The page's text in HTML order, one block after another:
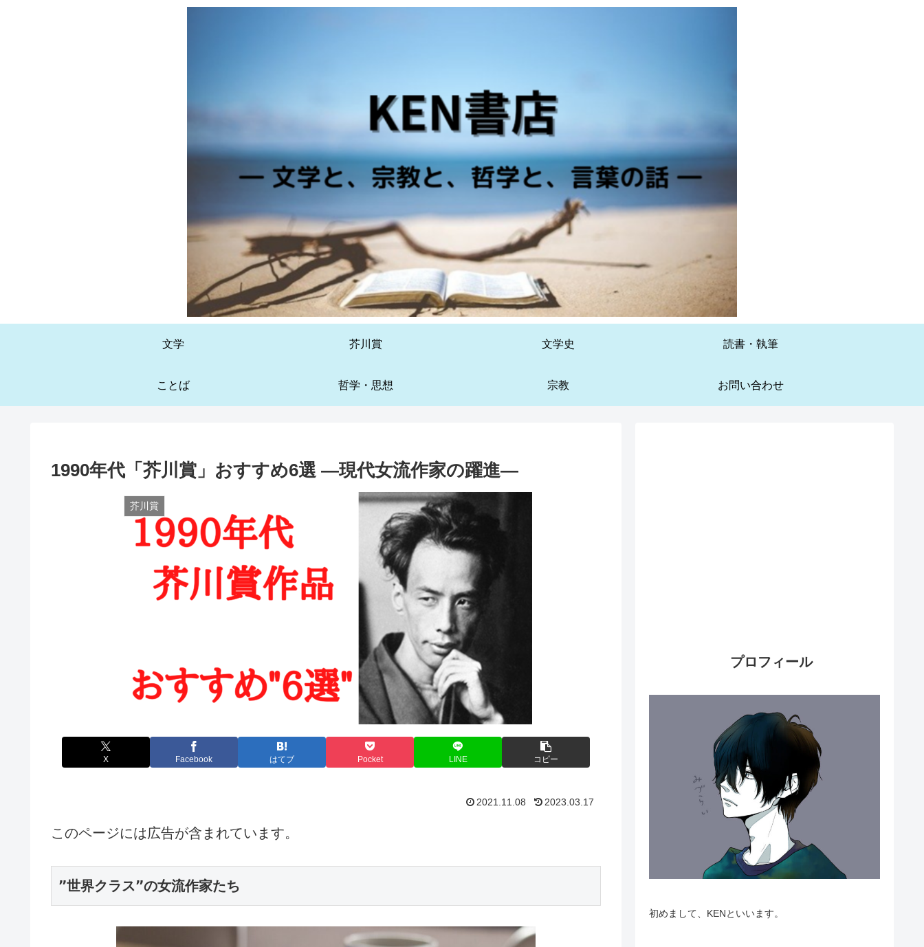
文学 芥川賞 文学史 読書・執筆
ことば 哲学・思想 宗教 お問い合わせ
1990年代「芥川賞」おすすめ6選 ―現代女流作家の躍進―
芥川賞
X Facebook はてブ Pocket LINE コピー
2021.11.08 2023.03.17
このページには広告が含まれています。
”世界クラス”の女流作家たち
プロフィール
初めまして、KENといいます。